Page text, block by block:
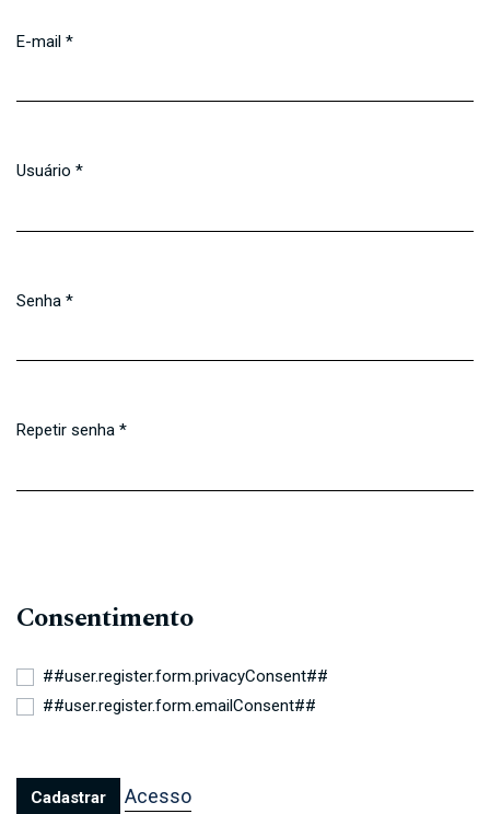
E-mail *
Usuário *
Senha *
Repetir senha *
Consentimento
##user.register.form.privacyConsent##
##user.register.form.emailConsent##
Cadastrar Acesso